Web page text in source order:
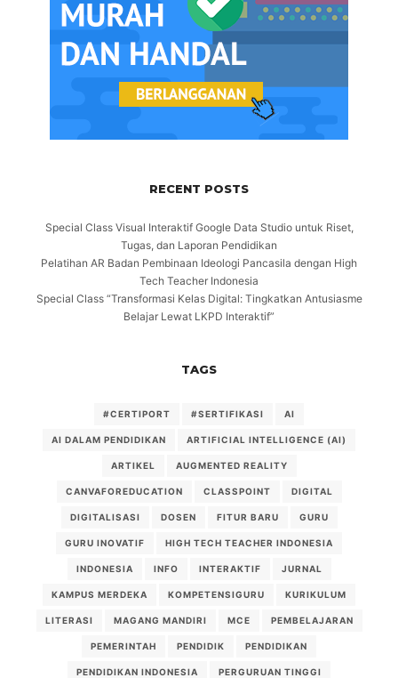
RECENT POSTS
Special Class Visual Interaktif Google Data Studio untuk Riset,
Tugas, dan Laporan Pendidikan
Pelatihan AR Badan Pembinaan Ideologi Pancasila dengan High
Tech Teacher Indonesia
Special Class “Transformasi Kelas Digital: Tingkatkan Antusiasme
Belajar Lewat LKPD Interaktif”
TAGS
#CERTIPORT #SERTIFIKASI AI
AI DALAM PENDIDIKAN ARTIFICIAL INTELLIGENCE (AI)
ARTIKEL AUGMENTED REALITY
CANVAFOREDUCATION CLASSPOINT DIGITAL
DIGITALISASI DOSEN FITUR BARU GURU
GURU INOVATIF HIGH TECH TEACHER INDONESIA
INDONESIA INFO INTERAKTIF JURNAL
KAMPUS MERDEKA KOMPETENSIGURU KURIKULUM
LITERASI MAGANG MANDIRI MCE PEMBELAJARAN
PEMERINTAH PENDIDIK PENDIDIKAN
PENDIDIKAN INDONESIA PERGURUAN TINGGI